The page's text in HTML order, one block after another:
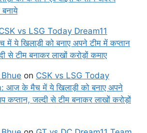
vs LSG Today Dream11
ये खिलाड़ी को बनाए अपने टीम में कप्तान
से टीम बनाकर लाखों करोड़ों कमाए
on CSK vs LSG Today
आज के मैच में ये खिलाड़ी को बनाए अपने
कप्तान, जल्दी से टीम बनाकर लाखों करोड़ों